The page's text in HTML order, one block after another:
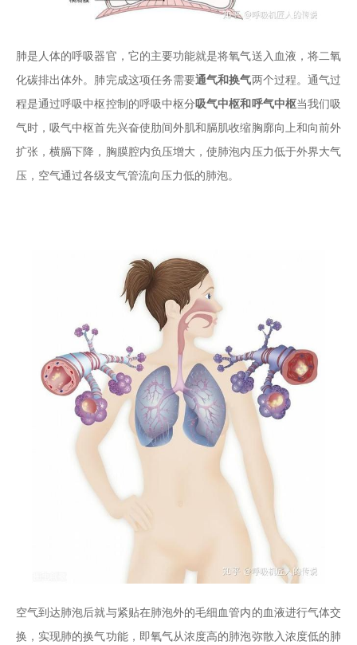
肺是人体的呼吸器官，它的主要功能就是将氧气送入血液，将二氧
化碳排出体外。肺完成这项任务需要通气和换气两个过程。通气过
程是通过呼吸中枢控制的呼吸中枢分吸气中枢和呼气中枢当我们吸
气时，吸气中枢首先兴奋使肋间外肌和膈肌收缩胸廓向上和向前外
扩张，横膈下降，胸膜腔内负压增大，使肺泡内压力低于外界大气
压，空气通过各级支气管流向压力低的肺泡。
空气到达肺泡后就与紧贴在肺泡外的毛细血管内的血液进行气体交
换，实现肺的换气功能，即氧气从浓度高的肺泡弥散入浓度低的肺